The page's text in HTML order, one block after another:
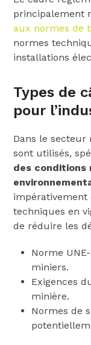
principalement
aux normes de
normes
installations
Types de
pour
Dans le secteur
sont utilisés,
des conditions
impérativement
techniques en
de réduire les
Norme
miniers.
Exigences
minière.
Normes de